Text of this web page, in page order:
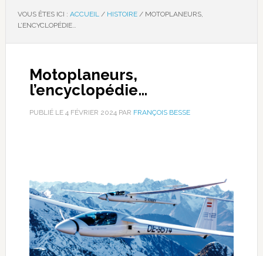
VOUS ÊTES ICI : ACCUEIL / HISTOIRE /MOTOPLANEURS,
L’ENCYCLOPÉDIE…
Motoplaneurs,
l’encyclopédie…
PUBLIÉ LE 4 FÉVRIER 2024PAR FRANÇOIS BESSE